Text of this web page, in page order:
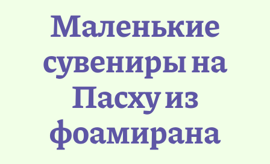
Маленькие
сувениры на
Пасху из
фоамирана